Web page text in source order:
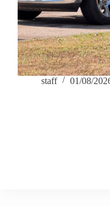
staff 01/08/